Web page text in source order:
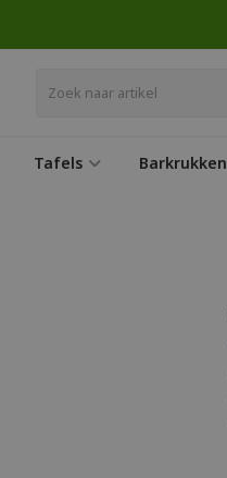
Tafels Barkrukken